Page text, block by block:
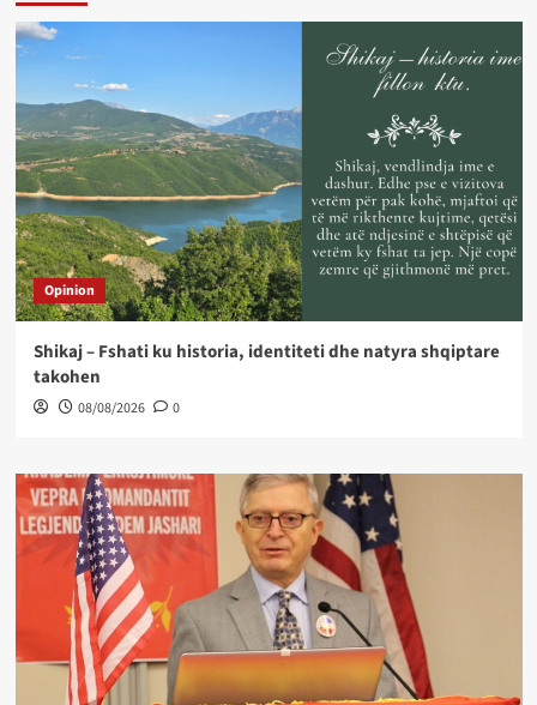
Opinion
Shikaj – Fshati ku historia, identiteti dhe natyra shqiptare
takohen
08/08/2026 0